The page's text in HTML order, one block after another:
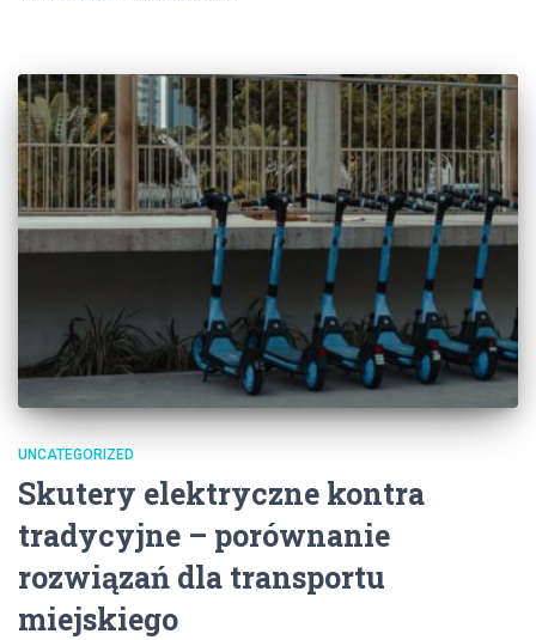
UNCATEGORIZED
Skutery elektryczne kontra
tradycyjne – porównanie
rozwiązań dla transportu
miejskiego